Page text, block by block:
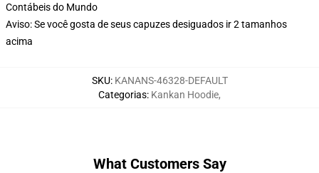
Contábeis do Mundo
Aviso: Se você gosta de seus capuzes desiguados ir 2 tamanhos
acima
SKU: KANANS-46328-DEFAULT
Categorias: Kankan Hoodie,
What Customers Say